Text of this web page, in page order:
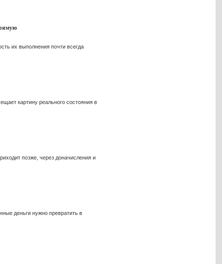
их выполнения почти всегда
картину реального состояния в
позже, через доначисления и
деньги нужно превратить в